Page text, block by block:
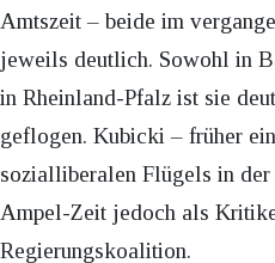
Amtszeit – beide im
jeweils deutlich. Sowohl in
in Rheinland-Pfalz ist sie
geflogen. Kubicki – früher
sozialliberalen Flügels in
Ampel-Zeit jedoch als
Regierungskoalition.